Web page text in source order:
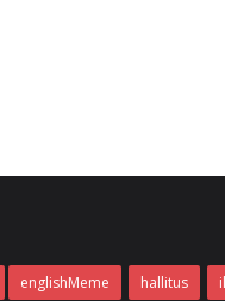
englishMeme hallitus